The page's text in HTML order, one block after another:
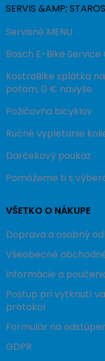
SERVIS &AMP;
Servisné MENU
Bosch E-Bike
KostraBike splátka
potom, 0 € navyše.
Požičovňa bicyklov
Ručné vypletanie
Darčekový poukaz
Pomôžeme ti s
VŠETKO O NÁKUPE
Doprava a osobný
Všeobecné
Informácie a
Postup pri vytknutí
protokol
Formulár na
GDPR